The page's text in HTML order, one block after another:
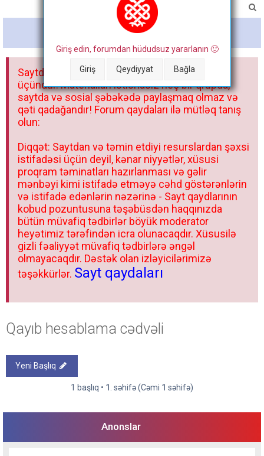
a
Bitdi
Giriş edin, forumdan hüdudsuz yararlanın 🙂
Giriş Qeydiyyat Bağla
Saytdakı materiallar yalnız fərdi istifadəniz
üçündür. Materialları istisnasız heç bir qrupda,
saytda və sosial şəbəkədə paylaşmaq olmaz və
qəti qadağandır! Forum qaydaları ilə mütləq tanış
olun:
Diqqət: Saytdan və təmin etdiyi resurslardan şəxsi
istifadəsi üçün deyil, kənar niyyətlər, xüsusi
proqram təminatları hazırlanması və gəlir
mənbəyi kimi istifadə etməyə cəhd göstərənlərin
və istifadə edənlərin nəzərinə - Sayt qaydlarının
kobud pozuntusuna təşəbüsdən haqqınızda
bütün müvafiq tədbirlər böyük moderator
heyətimiz tərəfindən icra olunacaqdır. Xüsusilə
gizli fəaliyyət müvafiq tədbirlərə əngəl
olmayacaqdır. Dəstək olan izləyicilərimizə
təşəkkürlər. Sayt qaydaları
Qayıb hesablama cədvəli
Yeni Başlıq
1 başlıq • 1 . səhifə (Cəmi 1 səhifə)
Anonslar